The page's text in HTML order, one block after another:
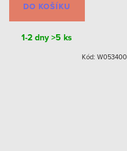
DO KOŠÍKU
1-2 dny>5 ks
Kód: W053400